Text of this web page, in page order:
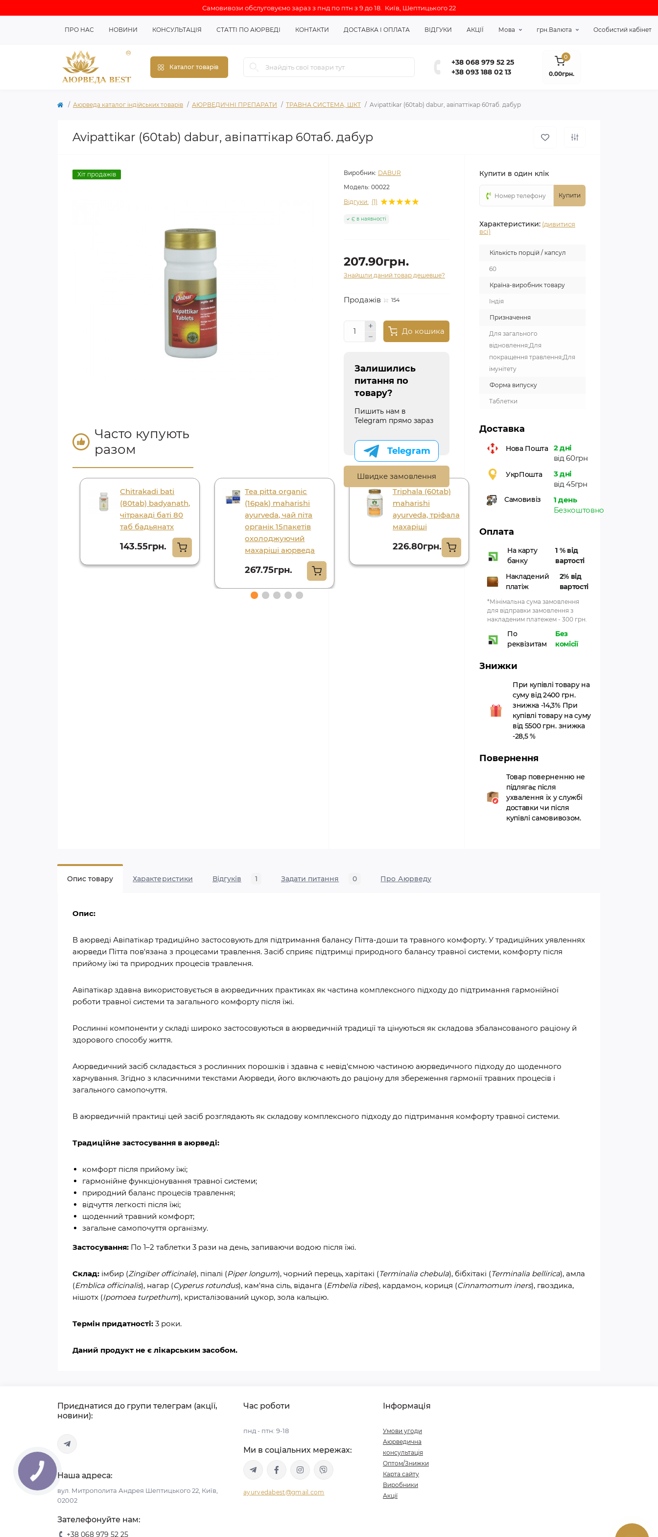
Самовивози обслуговуємо зараз з пнд по птн з 9 до 18. Київ, Шептицького 22
ПРО НАС НОВИНИ КОНСУЛЬТАЦІЯ СТАТТІ ПО АЮРВЕДІ КОНТАКТИ ДОСТАВКА І ОПЛАТА ВІДГУКИ АКЦІЇ Мова грн.Валюта Особистий кабінет
Каталог товарів
+38 068 979 52 25
+38 093 188 02 13
0
0.00грн.
Аюрведа каталог індійських товарів АЮРВЕДИЧНІ ПРЕПАРАТИ ТРАВНА СИСТЕМА, ШКТ Avipattikar (60tab) dabur, авіпаттікар 60таб. дабур
Avipattikar (60tab) dabur, авіпаттікар 60таб. дабур
Хіт продажів
Часто купують
разом
Chitrakadi bati
(80tab) badyanath,
чітракаді баті 80
таб бадьянатх
143.55грн.
Tea pitta organic
(16pak) maharishi
ayurveda, чай піта
органік 15пакетів
охолоджуючий
махаріші аюрведа
267.75грн.
Triphala (60tab)
maharishi
ayurveda, тріфала
махаріші
226.80грн.
Triphala 60tab.
Dabur. тріфала
60 таб. Дабур
Виробник: DABUR
Модель: 00022
Відгуки: (1)
Є в наявності
207.90грн.
Знайшли даний товар дешевше?
Продажів 154
До кошика
Залишились
питання по
товару?
Пишить нам в
Telegram прямо зараз
Telegram
Швидке замовлення
Купити в один клік
Купити
Характеристики: (дивитися
всі)
Кількість порцій / капсул
60
Країна-виробник товару
Індія
Призначення
Для загального
відновлення;Для
покращення травлення;Для
імунітету
Форма випуску
Таблетки
Доставка
Нова Пошта
2 дні
від 60грн
УкрПошта
3 дні
від 45грн
Самовивіз
1 день
Безкоштовно
Оплата
На карту
банку
1 % від
вартості
Накладений
платіж
2% від
вартості
*Мінімальна сума замовлення
для відправки замовлення з
накладеним платежем - 300 грн.
По
реквізитам
Без
комісії
Знижки
При купівлі товару на
суму від 2400 грн.
знижка -14,3% При
купівлі товару на суму
від 5500 грн. знижка
-28,5 %
Повернення
Товар поверненню не
підлягає після
ухвалення їх у службі
доставки чи після
купівлі самовивозом.
Опис товару Характеристики Відгуків 1 Задати питання 0 Про Аюрведу
Опис:
В аюрведі Авіпатікар традиційно застосовують для підтримання балансу Пітта-доши та травного комфорту. У традиційних уявленнях
аюрведи Пітта пов'язана з процесами травлення. Засіб сприяє підтримці природного балансу травної системи, комфорту після
прийому їжі та природних процесів травлення.
Авіпатікар здавна використовується в аюрведичних практиках як частина комплексного підходу до підтримання гармонійної
роботи травної системи та загального комфорту після їжі.
Рослинні компоненти у складі широко застосовуються в аюрведичній традиції та цінуються як складова збалансованого раціону й
здорового способу життя.
Аюрведичний засіб складається з рослинних порошків і здавна є невід'ємною частиною аюрведичного підходу до щоденного
харчування. Згідно з класичними текстами Аюрведи, його включають до раціону для збереження гармонії травних процесів і
загального самопочуття.
В аюрведичній практиці цей засіб розглядають як складову комплексного підходу до підтримання комфорту травної системи.
Традиційне застосування в аюрведі:
комфорт після прийому їжі;
гармонійне функціонування травної системи;
природний баланс процесів травлення;
відчуття легкості після їжі;
щоденний травний комфорт;
загальне самопочуття організму.
Застосування: По 1–2 таблетки 3 рази на день, запиваючи водою після їжі.
Склад: імбир (Zingiber officinale), піпалі (Piper longum), чорний перець, харітакі (Terminalia chebula), бібхітакі (Terminalia bellirica), амла
(Emblica officinalis), нагар (Cyperus rotundus), кам'яна сіль, віданга (Embelia ribes), кардамон, кориця (Cinnamomum iners), гвоздика,
нішотх (Ipomoea turpethum), кристалізований цукор, зола кальцію.
Термін придатності: 3 роки.
Даний продукт не є лікарським засобом.
Приєднатися до групи телеграм (акції,
новини):
Наша адреса:
вул. Митрополита Андрея Шептицького 22, Київ,
02002
Зателефонуйте нам:
+38 068 979 52 25
Час роботи
пнд - птн: 9-18
Ми в соціальних мережах:
ayurvedabest@gmail.com
Інформація
Умови угоди
Аюрведична
консультація
Оптом/Знижки
Карта сайту
Виробники
Акції